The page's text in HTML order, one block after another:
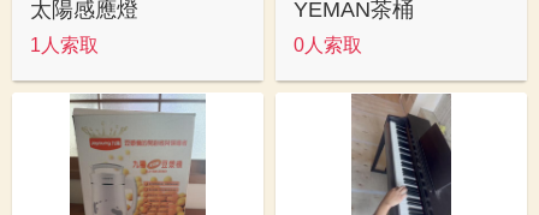
太陽感應燈
1人索取
YEMAN茶桶
0人索取